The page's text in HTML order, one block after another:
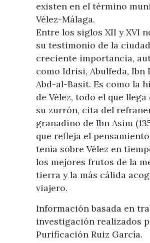
existen en el término
Vélez-Málaga.
Entre los siglos XII y XVI nos dejan
su testimonio de la
creciente importancia,
como Idrisi, Abulfeda, Ibn
Abd-al-Basit. Es como la
de Vélez, todo el que llega
su zurrón, cita del
granadino de Ibn Asim
que refleja el
tenía sobre Vélez en
los mejores frutos de la
tierra y la más cálida
viajero.
Información basada en
investigación realizados
Purificación Ruiz García.